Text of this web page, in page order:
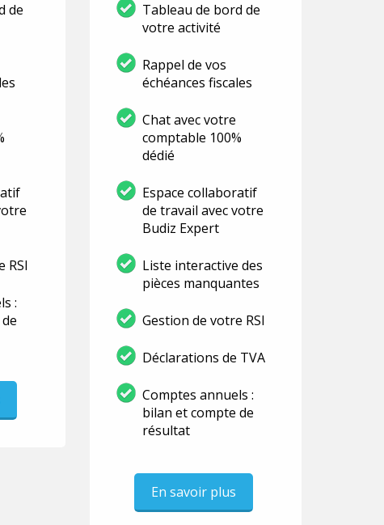
de
RSI
:
Tableau de bord de
votre activité
Rappel de vos
échéances fiscales
Chat avec votre
comptable 100%
dédié
Espace collaboratif
de travail avec votre
Budiz Expert
Liste interactive des
pièces manquantes
Gestion de votre RSI
Déclarations de TVA
Comptes annuels :
bilan et compte de
résultat
En savoir plus